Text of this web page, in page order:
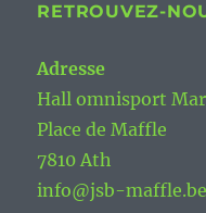
RETROUVEZ-
Adresse
Hall omnisport
Place de Maffle
7810 Ath
info@jsb-maffle.be